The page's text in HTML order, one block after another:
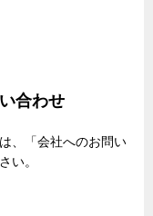
合わせ
、「会社へのお問い
い。